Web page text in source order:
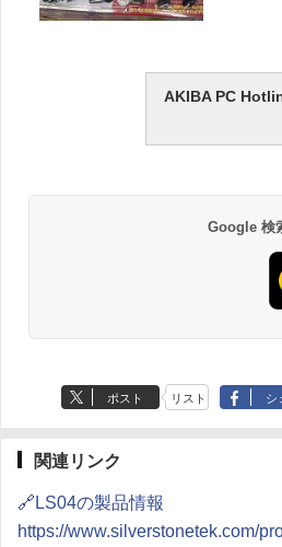
AKIBA PC
Google 検
ポスト リスト シ
関連リンク
🔗LS04の製品情報
https://www.silverstonetek.com/